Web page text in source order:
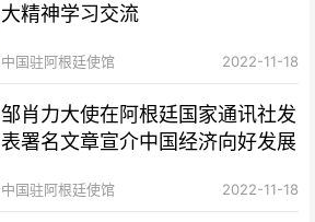
大精神学习交流
中国驻阿根廷使馆 2022-11-18
邹肖力大使在阿根廷国家通讯社发
表署名文章宣介中国经济向好发展
中国驻阿根廷使馆 2022-11-18